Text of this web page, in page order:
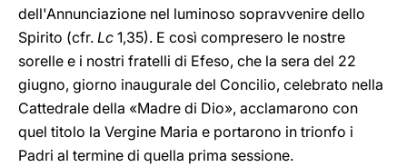
dell'Annunciazione nel luminoso sopravvenire dello
Spirito (cfr. Lc 1,35). E così compresero le nostre
sorelle e i nostri fratelli di Efeso, che la sera del 22
giugno, giorno inaugurale del Concilio, celebrato nella
Cattedrale della «Madre di Dio», acclamarono con
quel titolo la Vergine Maria e portarono in trionfo i
Padri al termine di quella prima sessione.